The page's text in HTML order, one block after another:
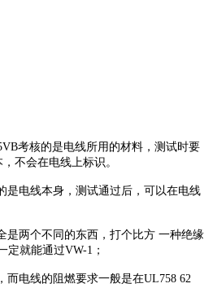
考核的是电线所用的材料，测试时要
不会在电线上标识。
是电线本身，测试通过后，可以在电线
是两个不同的东西，打个比方 一种绝缘
定就能通过VW-1；
而电线的阻燃要求一般是在UL758 62